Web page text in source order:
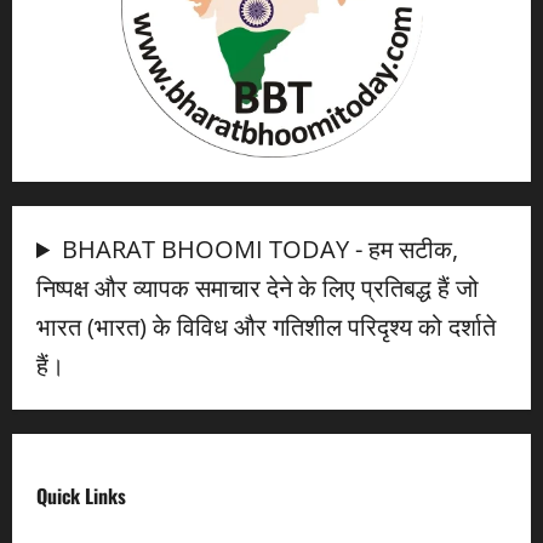
BHARAT BHOOMI TODAY - हम सटीक,
निष्पक्ष और व्यापक समाचार देने के लिए प्रतिबद्ध हैं जो
भारत (भारत) के विविध और गतिशील परिदृश्य को दर्शाते
हैं।
Quick Links